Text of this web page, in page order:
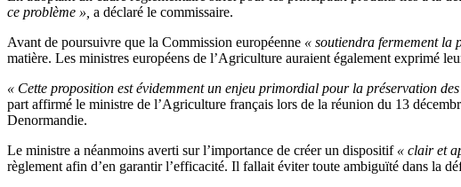
ce problème », a déclaré le commissaire.
Avant de poursuivre que la Commission européenne « soutiendra fermement la
matière. Les ministres européens de l’Agriculture auraient également exprimé
« Cette proposition est évidemment un enjeu primordial pour la préservation
part affirmé le ministre de l’Agriculture français lors de la réunion du 13
Denormandie.
Le ministre a néanmoins averti sur l’importance de créer un dispositif « clair et
règlement afin d’en garantir l’efficacité. Il fallait éviter toute ambiguïté dans la